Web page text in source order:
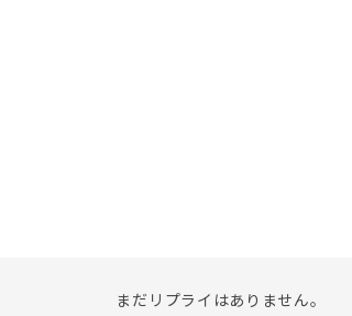
まだリプライはありません。